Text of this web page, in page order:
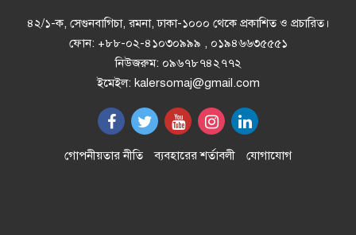
ইলিয়াস আলী গুম: নতুন মামলা হিসেবে
তদন্তের সিদ্ধান্ত ট্রাইব্যুনালের
প্রথম শ্রেণিতে ভর্তি লটারিতে, পরীক্ষা হবে
দ্বিতীয় থেকে নবম শ্রেণিতে
৪২/১-ক, সেগুনবাগিচা, রমনা, ঢাকা-১০০০ থেকে প্রকাশিত ও প্রচারিত।
ফোন: +৮৮-০২-৪১০৩০৯৯৯ , ০১৯৪৬৬৩৫৫৫১
নিউজরুম: ০৯৬৭৮৭৪২৭৭২
ইমেইল: kalersomaj@gmail.com
গোপনীয়তার নীতি ব্যবহারের শর্তাবলী যোগাযোগ